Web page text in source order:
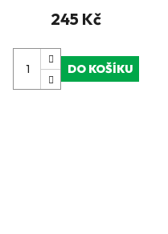
245 Kč
DO KOŠÍKU